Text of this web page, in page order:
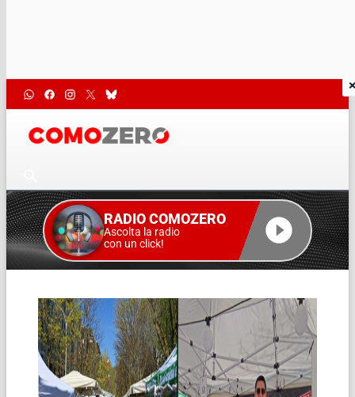
RADIO COMOZERO
Ascolta la radio
con un click!